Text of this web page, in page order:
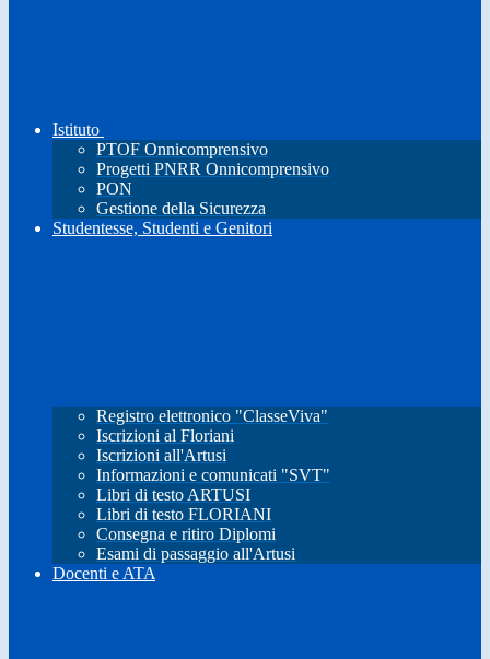
Istituto
PTOF Onnicomprensivo
Progetti PNRR Onnicomprensivo
PON
Gestione della Sicurezza
Studentesse, Studenti e Genitori
Registro elettronico "ClasseViva"
Iscrizioni al Floriani
Iscrizioni all'Artusi
Informazioni e comunicati "SVT"
Libri di testo ARTUSI
Libri di testo FLORIANI
Consegna e ritiro Diplomi
Esami di passaggio all'Artusi
Docenti e ATA